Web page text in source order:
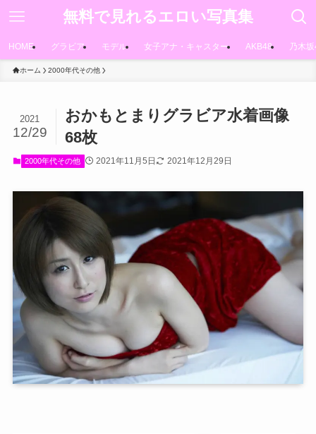
無料で見れるエロい写真集
HOME グラビア モデル 女子アナ・キャスター AKB48 乃木
ホーム 2000年代その他
おかもとまりグラビア水着画像
68枚
2021
12/29
2000年代その他 2021年11月5日 2021年12月29日